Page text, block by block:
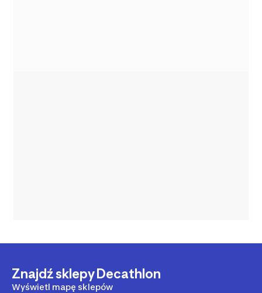
Znajdź sklepy Decathlon
Wyświetl mapę sklepów